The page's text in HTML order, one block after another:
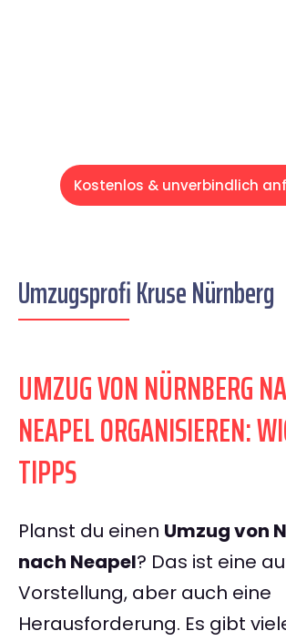
Kostenlos & unverbindlich
Umzugsprofi Kruse Nürnberg
UMZUG VON NÜRNBERG
NEAPEL ORGANISIEREN:
TIPPS
Planst du einen Umzug von
nach Neapel? Das ist eine
Vorstellung, aber auch eine
Herausforderung. Es gibt